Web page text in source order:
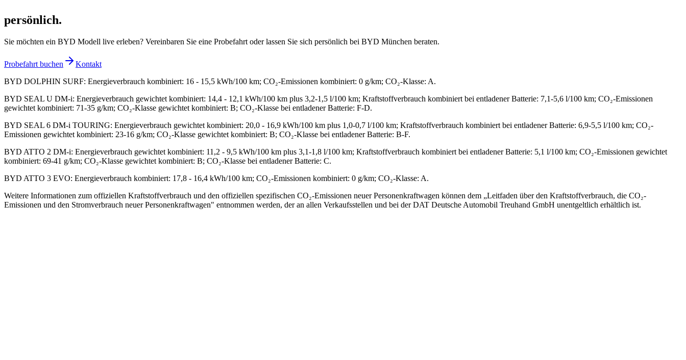
persönlich.
Sie möchten ein BYD Modell live erleben? Vereinbaren Sie eine Probefahrt oder lassen Sie sich persönlich bei BYD München beraten.
Probefahrt buchen
Kontakt
BYD DOLPHIN SURF: Energieverbrauch kombiniert: 16 - 15,5 kWh/100 km; CO₂-Emissionen kombiniert: 0 g/km; CO₂-Klasse: A.
BYD SEAL U DM-i: Energieverbrauch gewichtet kombiniert: 14,4 - 12,1 kWh/100 km plus 3,2-1,5 l/100 km; Kraftstoffverbrauch kombiniert bei entladener Batterie: 7,1-5,6 l/100 km; CO₂-Emissionen
gewichtet kombiniert: 71-35 g/km; CO₂-Klasse gewichtet kombiniert: B; CO₂-Klasse bei entladener Batterie: F-D.
BYD SEAL 6 DM-i TOURING: Energieverbrauch gewichtet kombiniert: 20,0 - 16,9 kWh/100 km plus 1,0-0,7 l/100 km; Kraftstoffverbrauch kombiniert bei entladener Batterie: 6,9-5,5 l/100 km; CO₂-
Emissionen gewichtet kombiniert: 23-16 g/km; CO₂-Klasse gewichtet kombiniert: B; CO₂-Klasse bei entladener Batterie: B-F.
BYD ATTO 2 DM-i: Energieverbrauch gewichtet kombiniert: 11,2 - 9,5 kWh/100 km plus 3,1-1,8 l/100 km; Kraftstoffverbrauch kombiniert bei entladener Batterie: 5,1 l/100 km; CO₂-Emissionen gewichtet
kombiniert: 69-41 g/km; CO₂-Klasse gewichtet kombiniert: B; CO₂-Klasse bei entladener Batterie: C.
BYD ATTO 3 EVO: Energieverbrauch kombiniert: 17,8 - 16,4 kWh/100 km; CO₂-Emissionen kombiniert: 0 g/km; CO₂-Klasse: A.
Weitere Informationen zum offiziellen Kraftstoffverbrauch und den offiziellen spezifischen CO₂-Emissionen neuer Personenkraftwagen können dem „Leitfaden über den Kraftstoffverbrauch, die CO₂-
Emissionen und den Stromverbrauch neuer Personenkraftwagen" entnommen werden, der an allen Verkaufsstellen und bei der DAT Deutsche Automobil Treuhand GmbH unentgeltlich erhältlich ist.